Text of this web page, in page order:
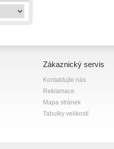
Zákaznický servis
Kontaktujte nás
Reklamace
Mapa stránek
Tabulky velikostí